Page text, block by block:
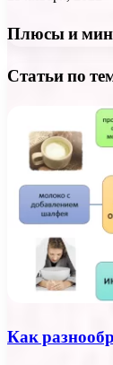
Плюсы и
Статьи по
Как